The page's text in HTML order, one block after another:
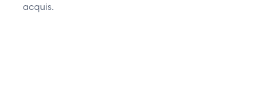
acquis.